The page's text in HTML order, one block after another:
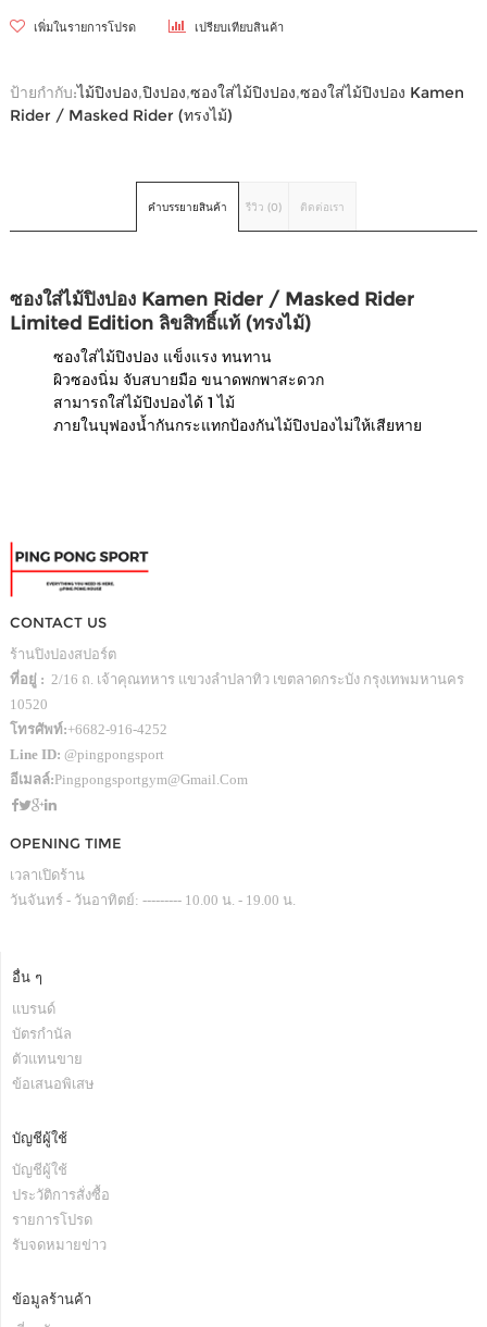
เพิ่มในรายการโปรด เปรียบเทียบสินค้า
ป้ายกำกับ:ไม้ปิงปอง,ปิงปอง,ซองใส่ไม้ปิงปอง,ซองใส่ไม้ปิงปอง Kamen
Rider / Masked Rider (ทรงไม้)
คำบรรยายสินค้า รีวิว (0) ติดต่อเรา
ซองใส่ไม้ปิงปอง Kamen Rider / Masked Rider
Limited Edition ลิขสิทธิ์แท้ (ทรงไม้)
ซองใส่ไม้ปิงปอง แข็งแรง ทนทาน
ผิวซองนิ่ม จับสบายมือ ขนาดพกพาสะดวก
สามารถใส่ไม้ปิงปองได้ 1 ไม้
ภายในบุฟองน้ำกันกระแทกป้องกันไม้ปิงปองไม่ให้เสียหาย
CONTACT US
ร้านปิงปองสปอร์ต
ที่อยู่ : 2/16 ถ. เจ้าคุณทหาร แขวงลำปลาทิว เขตลาดกระบัง กรุงเทพมหานคร
10520
โทรศัพท์:+6682-916-4252
Line ID: @pingpongsport
อีเมลล์:Pingpongsportgym@gmail.com
OPENING TIME
เวลาเปิดร้าน
วันจันทร์ - วันอาทิตย์: --------- 10.00 น. - 19.00 น.
อื่น ๆ
แบรนด์
บัตรกำนัล
ตัวแทนขาย
ข้อเสนอพิเสษ
บัญชีผู้ใช้
บัญชีผู้ใช้
ประวัติการสั่งซื้อ
รายการโปรด
รับจดหมายข่าว
ข้อมูลร้านค้า